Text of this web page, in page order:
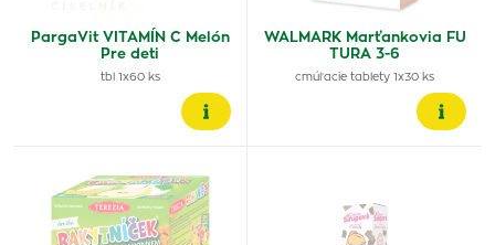
PargaVit VITAMÍN C Melón
Pre deti
tbl 1x60 ks
WALMARK Marťankovia FU
TURA 3-6
cmúľacie tablety 1x30 ks